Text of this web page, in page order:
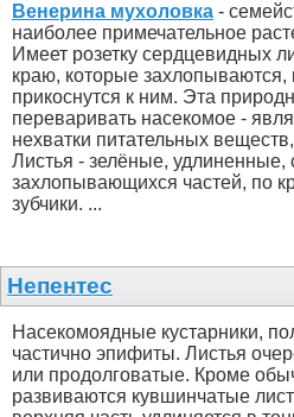
Венерина мухоловка -
наиболее примечательное
Имеет розетку сердцевидных
краю, которые захлопываются,
прикоснутся к ним. Эта
переваривать насекомое -
нехватки питательных
Листья - зелёные, удлиненные,
захлопывающихся частей, по
зубчики. ...
Непентес
Насекомоядные кустарники,
частично эпифиты. Листья
или продолговатые. Кроме
развиваются кувшинчатые